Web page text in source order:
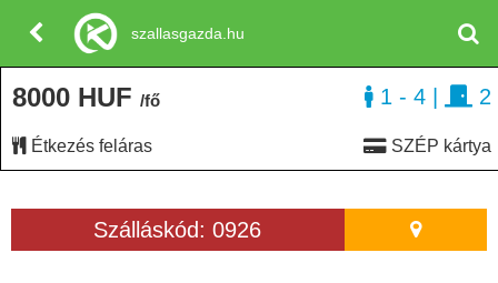
Szálláskód: 0926
8000 HUF /fő
Étkezés feláras SZÉP kártya
1 - 4 2
szallasgazda.hu